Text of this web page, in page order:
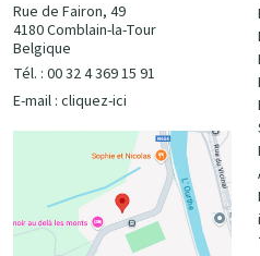
Rue de Fairon, 49
4180 Comblain-la-Tour
Belgique
Tél. : 00 32 4 369 15 91
E-mail : cliquez-ici